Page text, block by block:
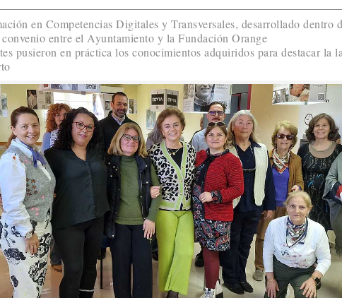
en Competencias Digitales y Transversales, desarrollado dentro
entre el Ayuntamiento y la Fundación Orange
pusieron en práctica los conocimientos adquiridos para destacar la